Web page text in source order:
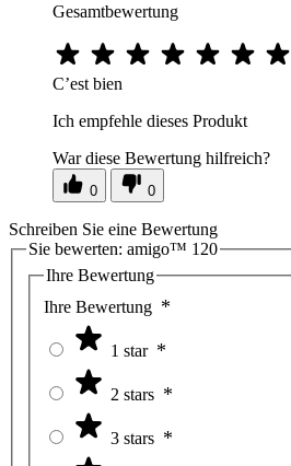
Gesamtbewertung
C’est bien
Ich empfehle dieses Produkt
War diese Bewertung hilfreich?
0 0
Schreiben Sie eine Bewertung
Sie bewerten: amigo™ 120
Ihre Bewertung
Ihre Bewertung
1 star
2 stars
3 stars